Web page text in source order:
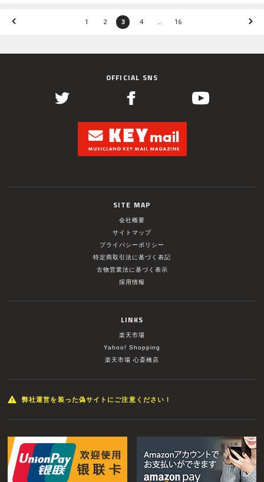
1 2 3 4 … 16
OFFICIAL SNS
SITE MAP
会社概要
サイトマップ
プライバシーポリシー
特定商取引法に基づく表記
古物営業法に基づく表示
採用情報
LINKS
楽天市場
Yahoo! Shopping
楽天市場 心斎橋店
弊社運営を装った偽サイトにご注意ください！